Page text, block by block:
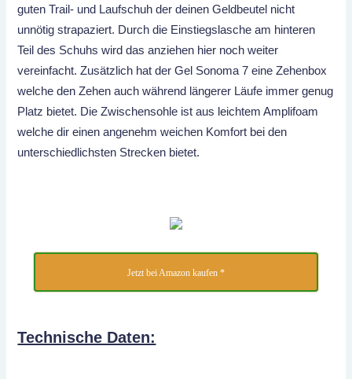
guten Trail- und Laufschuh der deinen Geldbeutel nicht
unnötig strapaziert. Durch die Einstiegslasche am hinteren
Teil des Schuhs wird das anziehen hier noch weiter
vereinfacht. Zusätzlich hat der Gel Sonoma 7 eine Zehenbox
welche den Zehen auch während längerer Läufe immer genug
Platz bietet. Die Zwischensohle ist aus leichtem Amplifoam
welche dir einen angenehm weichen Komfort bei den
unterschiedlichsten Strecken bietet.
Jetzt bei Amazon kaufen *
Technische Daten: